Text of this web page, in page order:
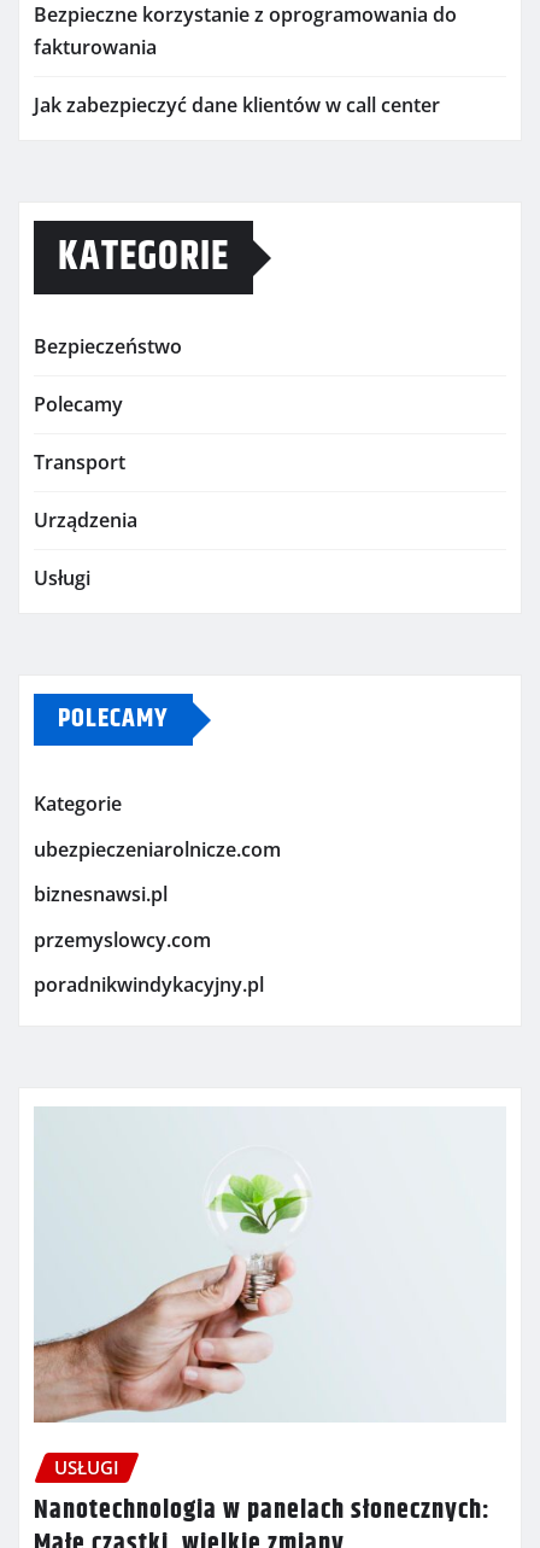
Bezpieczne korzystanie z oprogramowania do
fakturowania
Jak zabezpieczyć dane klientów w call center
KATEGORIE
Bezpieczeństwo
Polecamy
Transport
Urządzenia
Usługi
POLECAMY
Kategorie
ubezpieczeniarolnicze.com
biznesnawsi.pl
przemyslowcy.com
poradnikwindykacyjny.pl
USŁUGI
Nanotechnologia w panelach słonecznych: